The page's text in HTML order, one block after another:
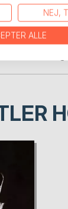
har
må blive til
NEJ,
ALLE